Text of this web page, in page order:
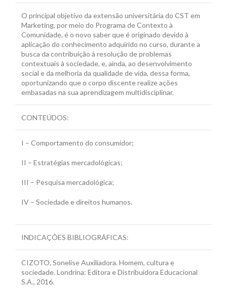
O principal objetivo da extensão universitária do CST em
Marketing, por meio do Programa de Contexto à
Comunidade, é o novo saber que é originado devido à
aplicação do conhecimento adquirido no curso, durante a
busca da contribuição à resolução de problemas
contextuais à sociedade, e, ainda, ao desenvolvimento
social e da melhoria da qualidade de vida, dessa forma,
oportunizando que o corpo discente realize ações
embasadas na sua aprendizagem multidisciplinar.
CONTEÚDOS:
I – Comportamento do consumidor;
II – Estratégias mercadológicas;
III – Pesquisa mercadológica;
IV – Sociedade e direitos humanos.
INDICAÇÕES BIBLIOGRÁFICAS:
CIZOTO, Sonelise Auxiliadora. Homem, cultura e
sociedade. Londrina: Editora e Distribuidora Educacional
S.A., 2016.